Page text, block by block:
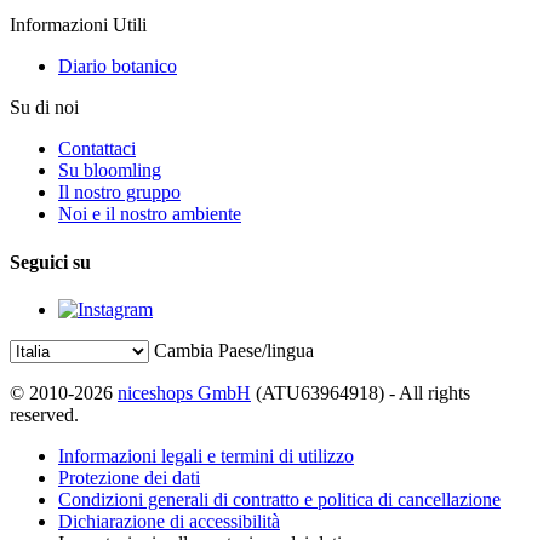
Informazioni Utili
Diario botanico
Su di noi
Contattaci
Su bloomling
Il nostro gruppo
Noi e il nostro ambiente
Seguici su
Cambia Paese/lingua
© 2010-2026 niceshops GmbH (ATU63964918) - All rights
reserved.
Informazioni legali e termini di utilizzo
Protezione dei dati
Condizioni generali di contratto e politica di cancellazione
Dichiarazione di accessibilità